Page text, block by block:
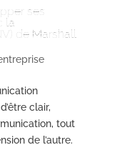
ses
la
de Marshall
clair,
tout
de l’autre.